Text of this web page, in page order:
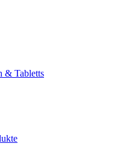
& Tabletts